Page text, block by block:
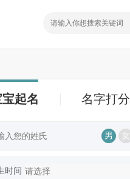
宝起名 名字打分
男 女
时间